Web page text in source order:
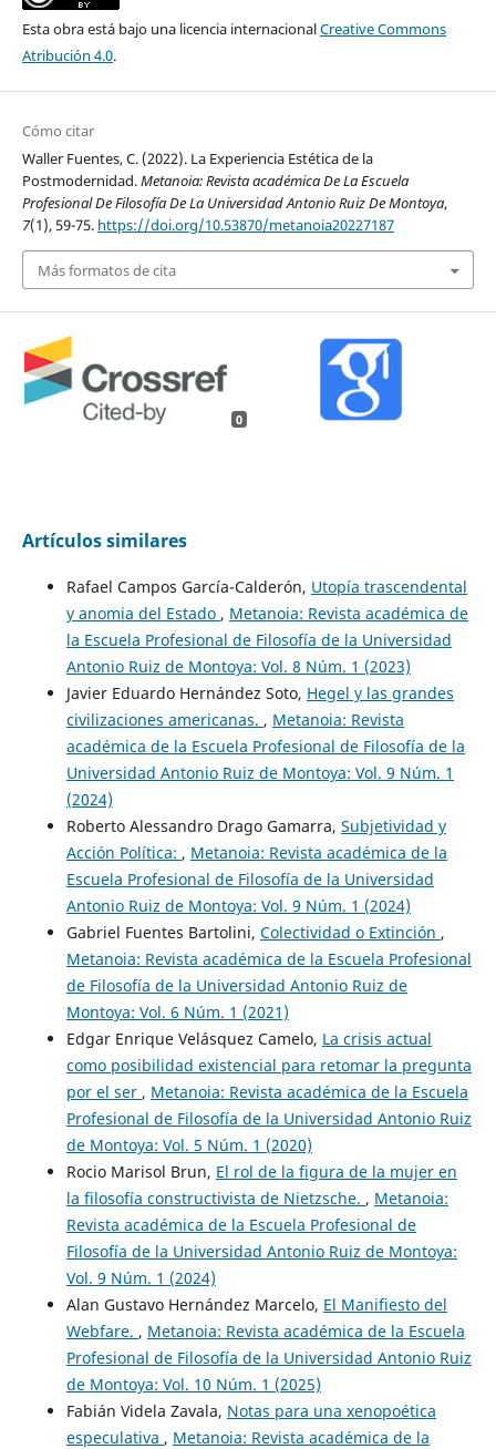
Esta obra está bajo una licencia internacionalCreative Commons
Atribución 4.0.
Cómo citar
Waller Fuentes, C. (2022). La Experiencia Estética de la
Postmodernidad.Metanoia: Revista académica De La Escuela
Profesional De Filosofía De La Universidad Antonio Ruiz De Montoya,
7(1), 59-75. https://doi.org/10.53870/metanoia20227187
Más formatos de cita
0
Artículos similares
Rafael Campos García-Calderón, Utopía trascendental
y anomia del Estado , Metanoia: Revista académica de
la Escuela Profesional de Filosofía de la Universidad
Antonio Ruiz de Montoya: Vol. 8 Núm. 1 (2023)
Javier Eduardo Hernández Soto, Hegel y las grandes
civilizaciones americanas. , Metanoia: Revista
académica de la Escuela Profesional de Filosofía de la
Universidad Antonio Ruiz de Montoya: Vol. 9 Núm. 1
(2024)
Roberto Alessandro Drago Gamarra, Subjetividad y
Acción Política: , Metanoia: Revista académica de la
Escuela Profesional de Filosofía de la Universidad
Antonio Ruiz de Montoya: Vol. 9 Núm. 1 (2024)
Gabriel Fuentes Bartolini, Colectividad o Extinción ,
Metanoia: Revista académica de la Escuela Profesional
de Filosofía de la Universidad Antonio Ruiz de
Montoya: Vol. 6 Núm. 1 (2021)
Edgar Enrique Velásquez Camelo, La crisis actual
como posibilidad existencial para retomar la pregunta
por el ser , Metanoia: Revista académica de la Escuela
Profesional de Filosofía de la Universidad Antonio Ruiz
de Montoya: Vol. 5 Núm. 1 (2020)
Rocio Marisol Brun, El rol de la figura de la mujer en
la filosofía constructivista de Nietzsche. , Metanoia:
Revista académica de la Escuela Profesional de
Filosofía de la Universidad Antonio Ruiz de Montoya:
Vol. 9 Núm. 1 (2024)
Alan Gustavo Hernández Marcelo, El Manifiesto del
Webfare. , Metanoia: Revista académica de la Escuela
Profesional de Filosofía de la Universidad Antonio Ruiz
de Montoya: Vol. 10 Núm. 1 (2025)
Fabián Videla Zavala, Notas para una xenopoética
especulativa , Metanoia: Revista académica de la